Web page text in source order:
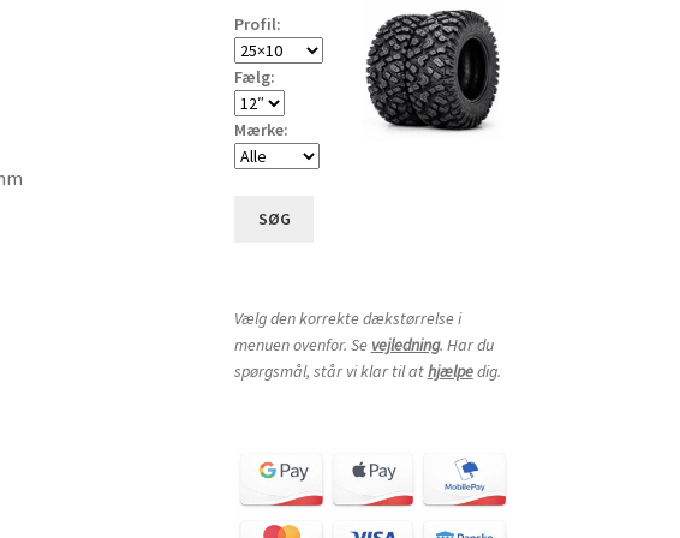
Profil:
Fælg:
Mærke:
SØG
Vælg den korrekte dækstørrelse i
menuen ovenfor. Se vejledning. Har du
spørgsmål, står vi klar til athjælpedig.